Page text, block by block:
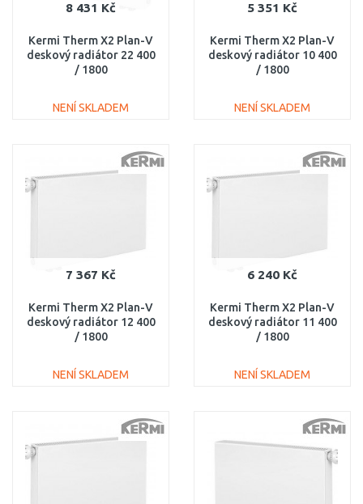
8 431 Kč
Kermi Therm X2 Plan-V
deskový radiátor 22 400
/ 1800
NENÍ SKLADEM
Porovnat
5 351 Kč
Kermi Therm X2 Plan-V
deskový radiátor 10 400
/ 1800
NENÍ SKLADEM
Porovnat
7 367 Kč
Kermi Therm X2 Plan-V
deskový radiátor 12 400
/ 1800
NENÍ SKLADEM
Porovnat
6 240 Kč
Kermi Therm X2 Plan-V
deskový radiátor 11 400
/ 1800
NENÍ SKLADEM